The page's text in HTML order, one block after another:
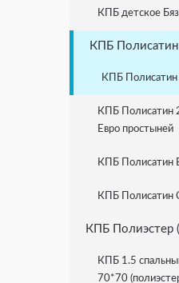
КПБ детское
КПБ Полисатин
КПБ Полисатин
КПБ Полисатин
Евро простыней
КПБ Полисатин
КПБ Полисатин
КПБ Полиэстер
КПБ 1.5
70*70